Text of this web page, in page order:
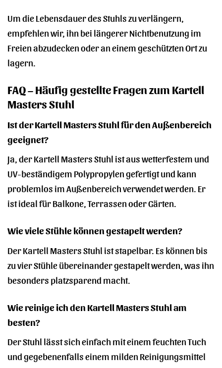
Um die Lebensdauer des Stuhls zu verlängern,
empfehlen wir, ihn bei längerer Nichtbenutzung im
Freien abzudecken oder an einem geschützten Ort zu
lagern.
FAQ – Häufig gestellte Fragen zum Kartell
Masters Stuhl
Ist der Kartell Masters Stuhl für den Außenbereich
geeignet?
Ja, der Kartell Masters Stuhl ist aus wetterfestem und
UV-beständigem Polypropylen gefertigt und kann
problemlos im Außenbereich verwendet werden. Er
ist ideal für Balkone, Terrassen oder Gärten.
Wie viele Stühle können gestapelt werden?
Der Kartell Masters Stuhl ist stapelbar. Es können bis
zu vier Stühle übereinander gestapelt werden, was ihn
besonders platzsparend macht.
Wie reinige ich den Kartell Masters Stuhl am
besten?
Der Stuhl lässt sich einfach mit einem feuchten Tuch
und gegebenenfalls einem milden Reinigungsmittel